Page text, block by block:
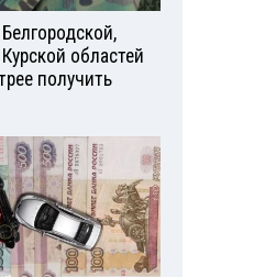
областей
получить